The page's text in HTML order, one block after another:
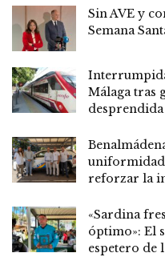
Sin AVE y
Semana
Málaga tras
desprendida
uniformidad
reforzar la
«Sardina
óptimo»: El
espetero de